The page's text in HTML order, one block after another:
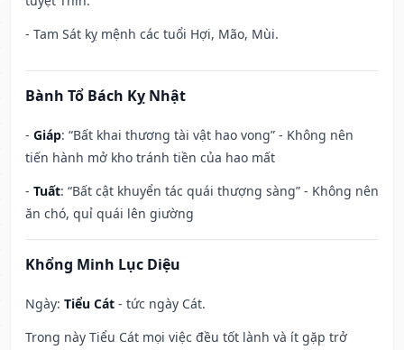
- Tam Sát kỵ mệnh các tuổi Hợi, Mão, Mùi.
Bành Tổ Bách Kỵ Nhật
- Giáp: “Bất khai thương tài vật hao vong” - Không nên
tiến hành mở kho tránh tiền của hao mất
- Tuất: “Bất cật khuyển tác quái thượng sàng” - Không nên
ăn chó, quỉ quái lên giường
Khổng Minh Lục Diệu
Ngày: Tiểu Cát - tức ngày Cát.
Trong này Tiểu Cát mọi việc đều tốt lành và ít gặp trở